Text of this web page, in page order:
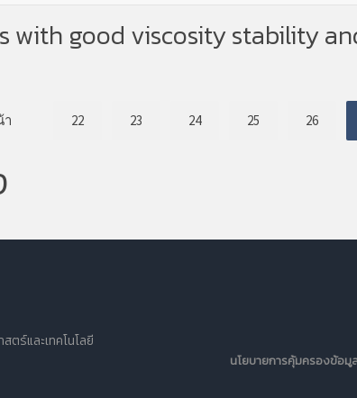
with good viscosity stability
22 23 24 25 26
ตร์และเทคโนโลยี
นโยบายการคุ้มครองข้อ